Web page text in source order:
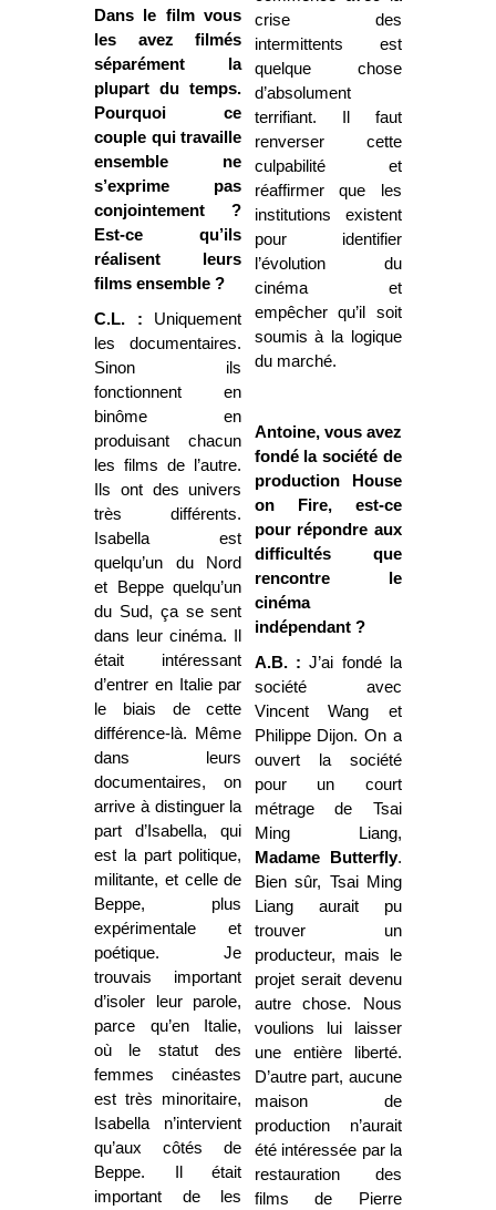
Dans le film vous
les avez filmés
séparément la
plupart du temps.
Pourquoi ce
couple qui travaille
ensemble ne
s’exprime pas
conjointement ?
Est-ce qu’ils
réalisent leurs
films ensemble ?
C.L. : Uniquement
les documentaires.
Sinon ils
fonctionnent en
binôme en
produisant chacun
les films de l’autre.
Ils ont des univers
très différents.
Isabella est
quelqu’un du Nord
et Beppe quelqu’un
du Sud, ça se sent
dans leur cinéma. Il
était intéressant
d’entrer en Italie par
le biais de cette
différence-là. Même
dans leurs
documentaires, on
arrive à distinguer la
part d’Isabella, qui
est la part politique,
militante, et celle de
Beppe, plus
expérimentale et
poétique. Je
trouvais important
d’isoler leur parole,
parce qu’en Italie,
où le statut des
femmes cinéastes
est très minoritaire,
Isabella n’intervient
qu’aux côtés de
Beppe. Il était
important de les
crise des
intermittents est
quelque chose
d’absolument
terrifiant. Il faut
renverser cette
culpabilité et
réaffirmer que les
institutions existent
pour identifier
l’évolution du
cinéma et
empêcher qu’il soit
soumis à la logique
du marché.
Antoine, vous avez
fondé la société de
production House
on Fire, est-ce
pour répondre aux
difficultés que
rencontre le
cinéma
indépendant ?
A.B. : J’ai fondé la
société avec
Vincent Wang et
Philippe Dijon. On a
ouvert la société
pour un court
métrage de Tsai
Ming Liang,
Madame Butterfly.
Bien sûr, Tsai Ming
Liang aurait pu
trouver un
producteur, mais le
projet serait devenu
autre chose. Nous
voulions lui laisser
une entière liberté.
D’autre part, aucune
maison de
production n’aurait
été intéressée par la
restauration des
films de Pierre